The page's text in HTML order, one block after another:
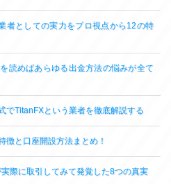
者としての実力をプロ視点から12の特
読めばあらゆる出金方法の悩みが全て
でTitanFXという業者を徹底解説する
徴と口座開設方法まとめ！
際に取引してみて発覚した8つの真実